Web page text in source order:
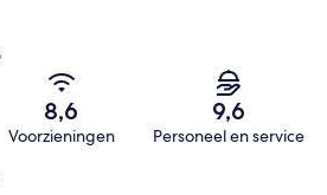
8,6
Voorzieningen
9,6
Personeel en service